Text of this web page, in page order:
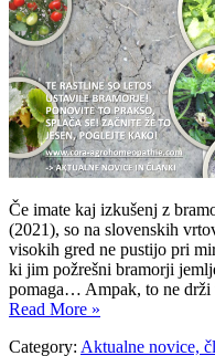
Če imate kaj izkušenj z
(2021), so na slovenskih
visokih gred ne pustijo pri
ki jim požrešni bramorji
pomaga… Ampak, to ne
Read More »
Category: Aktualne novice,